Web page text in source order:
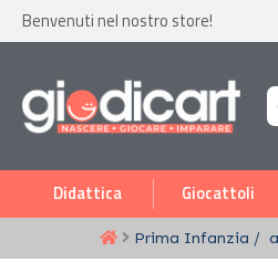
Benvenuti nel nostro store!
Didattica Giocattoli
Prima Infanzia